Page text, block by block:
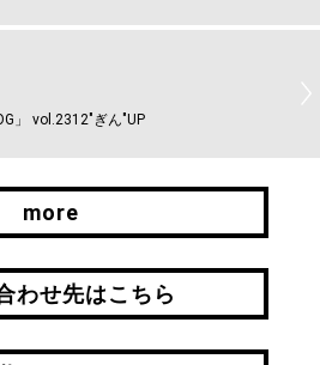
」 vol.2312"ぎん"UP
more
more
わせ先はこちら
わせ先はこちら
ぎはこちら